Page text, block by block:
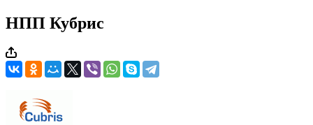
НПП Кубрис